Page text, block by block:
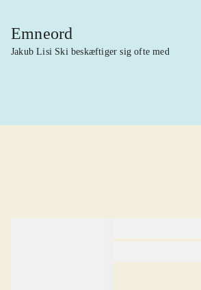
Emneord
Jakub Lisi Ski beskæftiger sig ofte med